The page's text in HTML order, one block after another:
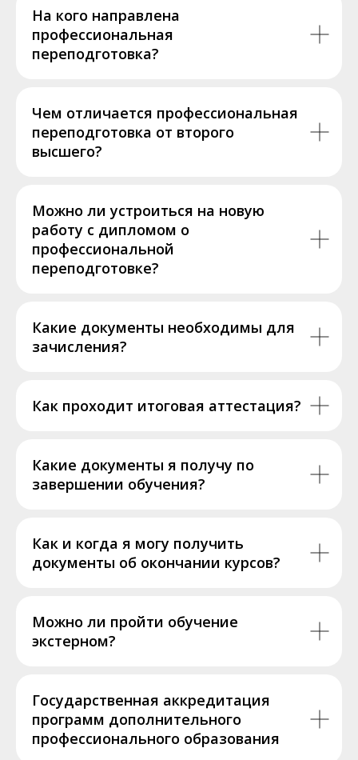
На кого направлена
профессиональная
переподготовка?
Чем отличается профессиональная
переподготовка от второго
высшего?
Можно ли устроиться на новую
работу с дипломом о
профессиональной
переподготовке?
Какие документы необходимы для
зачисления?
Как проходит итоговая аттестация?
Какие документы я получу по
завершении обучения?
Как и когда я могу получить
документы об окончании курсов?
Можно ли пройти обучение
экстерном?
Государственная аккредитация
программ дополнительного
профессионального образования